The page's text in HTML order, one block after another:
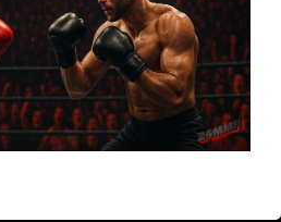
трансляция
трансляция